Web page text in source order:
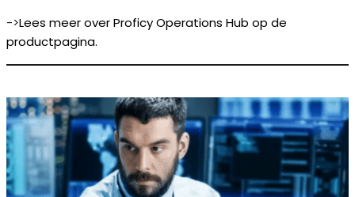
->Lees meer over Proficy Operations Hub op de
productpagina.